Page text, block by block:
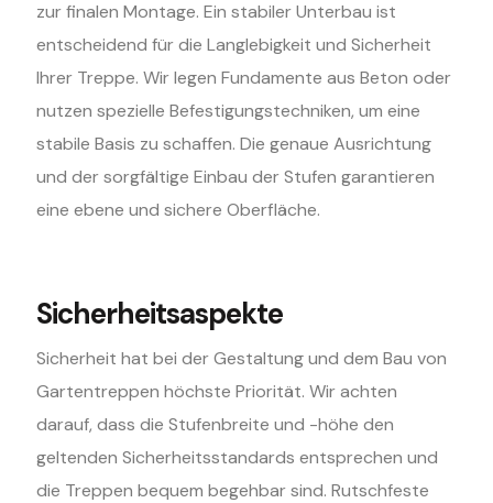
zur finalen Montage. Ein stabiler Unterbau ist
entscheidend für die Langlebigkeit und Sicherheit
Ihrer Treppe. Wir legen Fundamente aus Beton oder
nutzen spezielle Befestigungstechniken, um eine
stabile Basis zu schaffen. Die genaue Ausrichtung
und der sorgfältige Einbau der Stufen garantieren
eine ebene und sichere Oberfläche.
Sicherheitsaspekte
Sicherheit hat bei der Gestaltung und dem Bau von
Gartentreppen höchste Priorität. Wir achten
darauf, dass die Stufenbreite und -höhe den
geltenden Sicherheitsstandards entsprechen und
die Treppen bequem begehbar sind. Rutschfeste